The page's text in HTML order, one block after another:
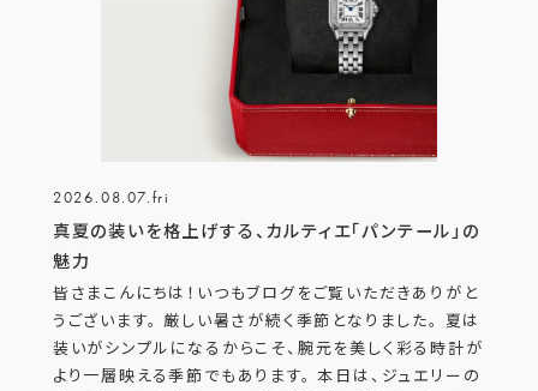
2026.08.07.fri
真夏の装いを格上げする、カルティエ「パンテール」の
魅力
皆さまこんにちは！いつもブログをご覧いただきありがと
うございます。 厳しい暑さが続く季節となりました。 夏は
装いがシンプルになるからこそ、腕元を美しく彩る時計が
より一層映える季節でもあります。 本日は、ジュエリーの